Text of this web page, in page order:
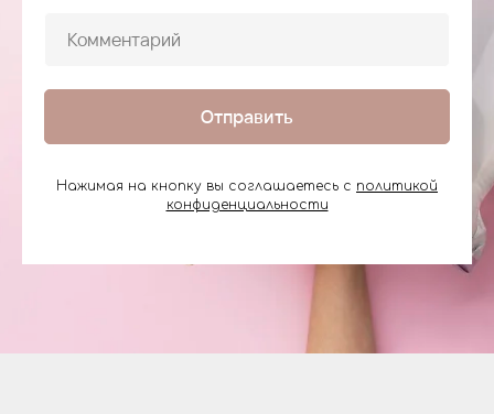
Отправить
Нажимая на кнопку вы соглашаетесь с политикой
конфиденциальности